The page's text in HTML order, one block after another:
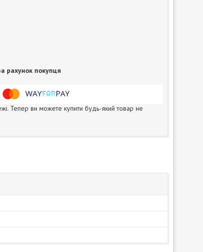
рахунок покупця
Тепер ви можете купити будь-який товар не